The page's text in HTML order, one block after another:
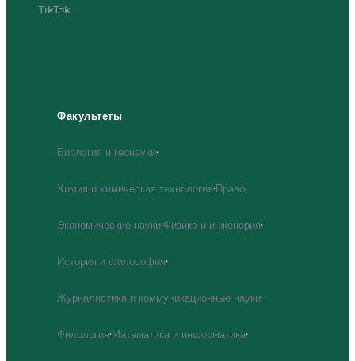
TikTok
Факультеты
Биология и геонауки·
Химия и химическая технология·Право·
Экономические науки·Физика и инженерия·
История и философия·
Журналистика и коммуникационные науки·
Филология·Математика и информатика·